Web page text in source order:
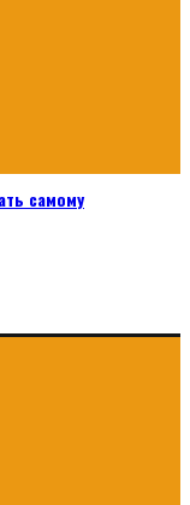
самому